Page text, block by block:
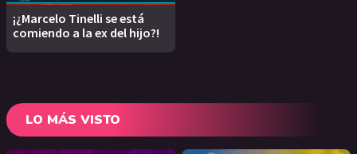
¡¿Marcelo Tinelli se está
comiendo a la ex del hijo?!
LO MÁS VISTO